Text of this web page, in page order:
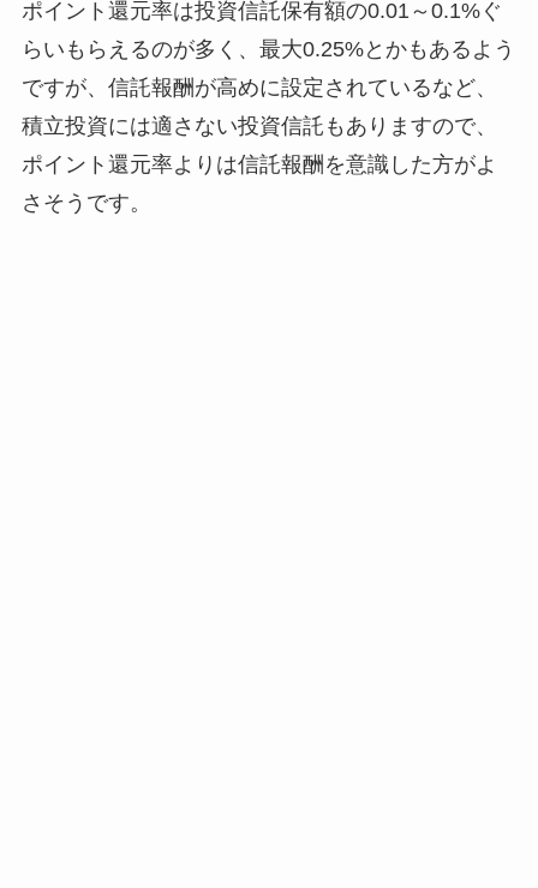
ポイント還元率は投資信託保有額の0.01～0.1%ぐ
らいもらえるのが多く、最大0.25%とかもあるよう
ですが、信託報酬が高めに設定されているなど、
積立投資には適さない投資信託もありますので、
ポイント還元率よりは信託報酬を意識した方がよ
さそうです。